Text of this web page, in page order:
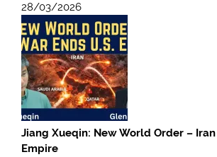
28/03/2026
Jiang Xueqin: New World Order – Iran
Empire